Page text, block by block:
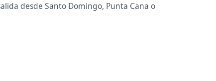
desde Santo Domingo, Punta Cana o